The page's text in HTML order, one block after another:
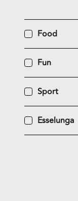
Food
Fun
Sport
Esselunga